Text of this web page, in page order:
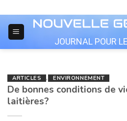
to
content
JOURNAL POUR
ARTICLES , ENVIRONNEMENT
De bonnes conditions de
laitières?